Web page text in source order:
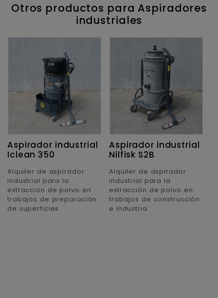
Otros productos para Aspiradores
industriales
Aspirador industrial
Iclean 350
Alquiler de aspirador
industrial para la
extracción de polvo en
trabajos de preparación
de superficies
Aspirador industrial
Nilfisk S2B
Alquiler de aspirador
industrial para la
extracción de polvo en
trabajos de construcción
e industria